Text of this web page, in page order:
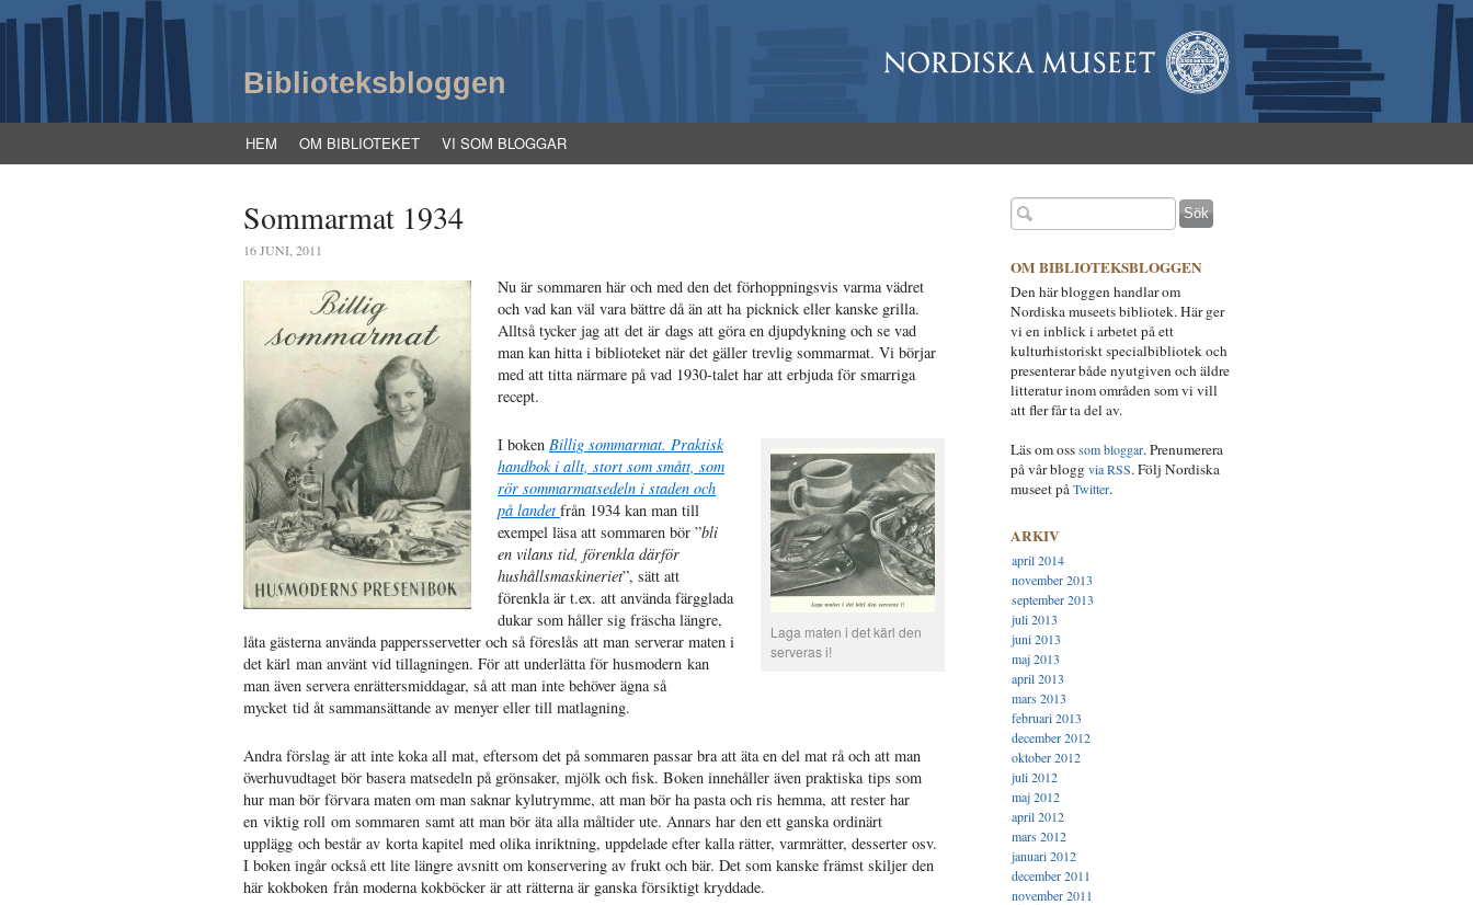
Biblioteksbloggen
HEM OM BIBLIOTEKET VI SOM BLOGGAR
Sommarmat 1934
16 JUNI, 2011
Nu är sommaren här och med den det förhoppningsvis varma vädret
och vad kan väl vara bättre då än att ha picknick eller kanske grilla.
Alltså tycker jag att det är dags att göra en djupdykning och se vad
man kan hitta i biblioteket när det gäller trevlig sommarmat. Vi börjar
med att titta närmare på vad 1930-talet har att erbjuda för smarriga
recept.
Laga maten i det kärl den
serveras i!
I boken Billig sommarmat. Praktisk
handbok i allt, stort som smått, som
rör sommarmatsedeln i staden och
på landetfrån 1934 kan man till
exempel läsa att sommaren bör ”bli
en vilans tid, förenkla därför
hushållsmaskineriet”, sätt att
förenkla är t.ex. att använda färgglada
dukar som håller sig fräscha längre,
låta gästerna använda pappersservetter och så föreslås att man serverar maten i
det kärl man använt vid tillagningen. För att underlätta för husmodern kan
man även servera enrättersmiddagar, så att man inte behöver ägna så
mycket tid åt sammansättande av menyer eller till matlagning.
Andra förslag är att inte koka all mat, eftersom det på sommaren passar bra att äta en del mat rå och att man
överhuvudtaget bör basera matsedeln på grönsaker, mjölk och fisk. Boken innehåller även praktiska tips som
hur man bör förvara maten om man saknar kylutrymme, att man bör ha pasta och ris hemma, att rester har
en viktig roll om sommaren samt att man bör äta alla måltider ute. Annars har den ett ganska ordinärt
upplägg och består av korta kapitel med olika inriktning, uppdelade efter kalla rätter, varmrätter, desserter osv.
I boken ingår också ett lite längre avsnitt om konservering av frukt och bär. Det som kanske främst skiljer den
här kokboken från moderna kokböcker är att rätterna är ganska försiktigt kryddade.
OM BIBLIOTEKSBLOGGEN
Den här bloggen handlar om
Nordiska museets bibliotek. Här ger
vi en inblick i arbetet på ett
kulturhistoriskt specialbibliotek och
presenterar både nyutgiven och äldre
litteratur inom områden som vi vill
att fler får ta del av.
Läs om osssom bloggar. Prenumerera
på vår bloggvia RSS. Följ Nordiska
museet påTwitter.
ARKIV
april 2014
november 2013
september 2013
juli 2013
juni 2013
maj 2013
april 2013
mars 2013
februari 2013
december 2012
oktober 2012
juli 2012
maj 2012
april 2012
mars 2012
januari 2012
december 2011
november 2011